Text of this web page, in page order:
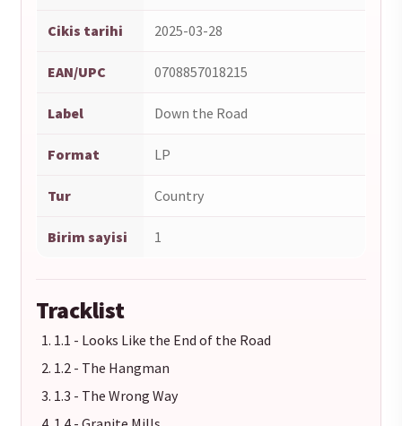
Cikis tarihi 2025-03-28
EAN/UPC 0708857018215
Label Down the Road
Format LP
Tur Country
Birim sayisi 1
Tracklist
1.1 - Looks Like the End of the Road
1.2 - The Hangman
1.3 - The Wrong Way